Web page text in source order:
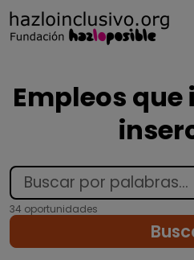
Empleos
34 oportunidades